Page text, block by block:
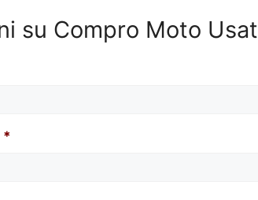
su Compro Moto
*